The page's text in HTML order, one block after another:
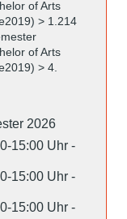
of Arts
> 1.214
of Arts
> 4.
2026
15:00 Uhr -
15:00 Uhr -
15:00 Uhr -